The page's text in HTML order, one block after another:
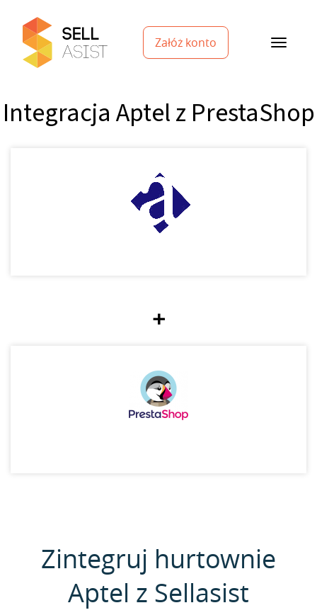
Załóż konto
Integracja Aptel z PrestaShop
+
Zintegruj hurtownie
Aptel z Sellasist